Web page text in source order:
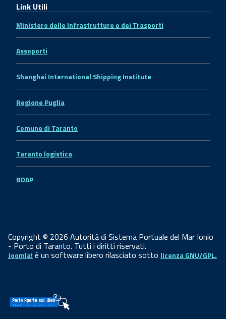
Link Utili
Ministero delle Infrastrutture e dei Trasporti
Assoporti
Shanghai International Shipping Institute
Regione Puglia
Comune di Taranto
Taranto logistica
BDAP
Copyright © 2026 Autorità di Sistema Portuale del Mar Ionio
- Porto di Taranto. Tutti i diritti riservati.
Joomla! è un software libero rilasciato sotto licenza GNU/GPL.